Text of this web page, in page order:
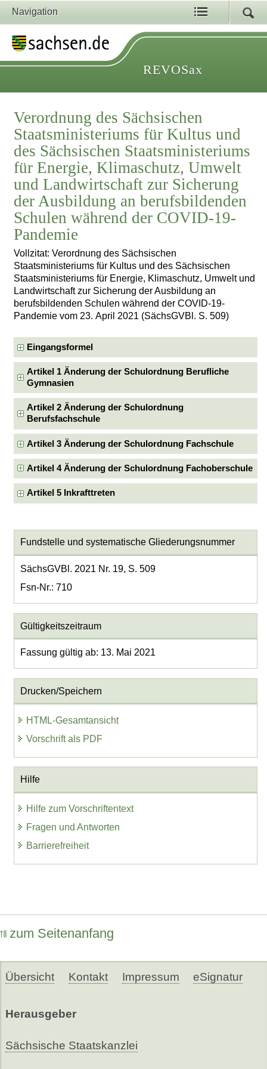
Navigation
REVOSax
Verordnung des Sächsischen
Staatsministeriums für Kultus und
des Sächsischen Staatsministeriums
für Energie, Klimaschutz, Umwelt
und Landwirtschaft zur Sicherung
der Ausbildung an berufsbildenden
Schulen während der COVID-19-
Pandemie
Vollzitat: Verordnung des Sächsischen
Staatsministeriums für Kultus und des Sächsischen
Staatsministeriums für Energie, Klimaschutz, Umwelt und
Landwirtschaft zur Sicherung der Ausbildung an
berufsbildenden Schulen während der COVID-19-
Pandemie vom 23. April 2021 (SächsGVBl. S. 509)
Eingangsformel
Artikel 1 Änderung der Schulordnung Berufliche
Gymnasien
Artikel 2 Änderung der Schulordnung
Berufsfachschule
Artikel 3 Änderung der Schulordnung Fachschule
Artikel 4 Änderung der Schulordnung Fachoberschule
Artikel 5 Inkrafttreten
Fundstelle und systematische Gliederungsnummer
SächsGVBl. 2021 Nr. 19, S. 509
Fsn-Nr.: 710
Gültigkeitszeitraum
Fassung gültig ab: 13. Mai 2021
Drucken/Speichern
HTML-Gesamtansicht
Vorschrift als PDF
Hilfe
Hilfe zum Vorschriftentext
Fragen und Antworten
Barrierefreiheit
zum Seitenanfang
Übersicht Kontakt Impressum eSignatur
Herausgeber
Sächsische Staatskanzlei